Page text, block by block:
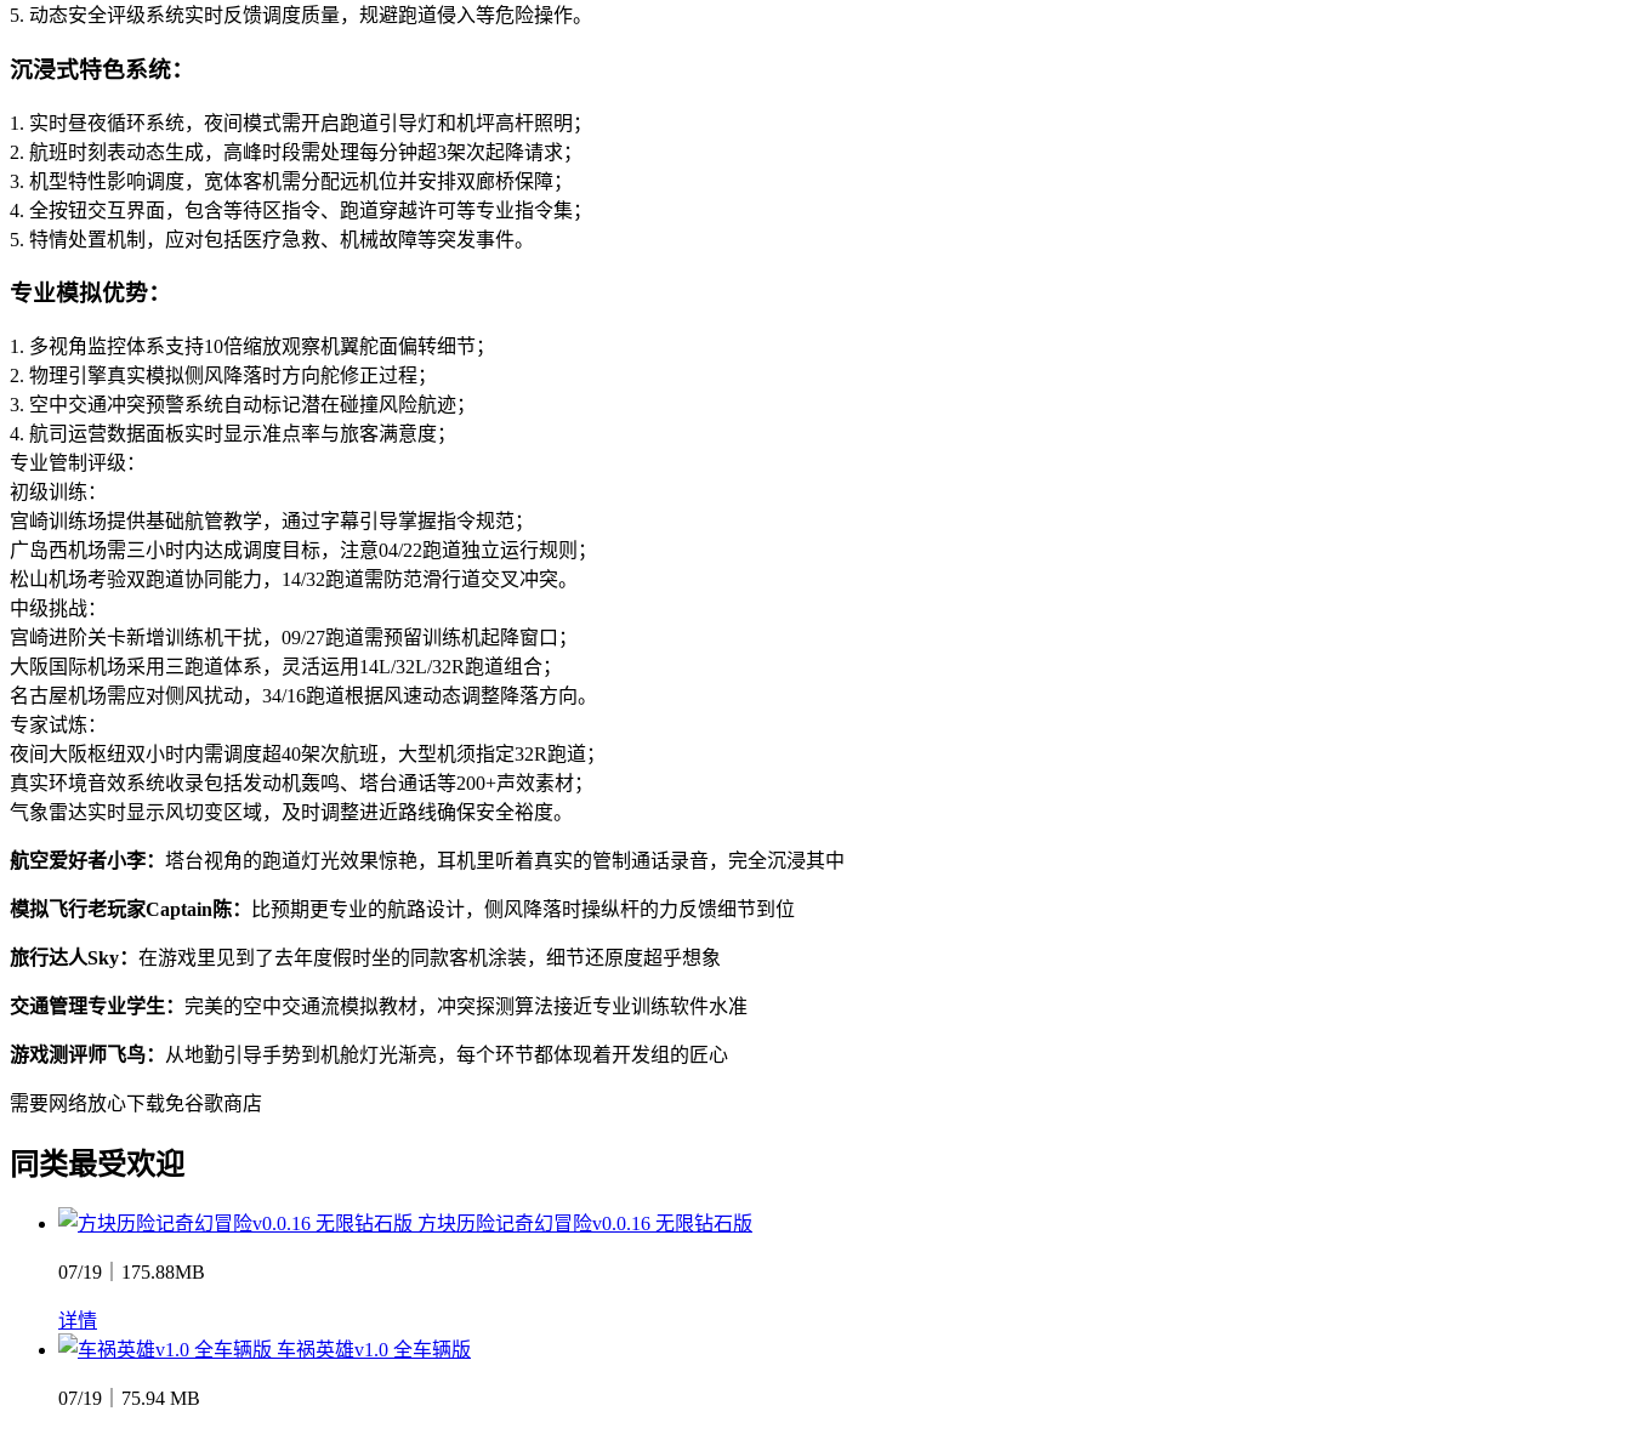
5. 动态安全评级系统实时反馈调度质量，规避跑道侵入等危险操作。
沉浸式特色系统：
1. 实时昼夜循环系统，夜间模式需开启跑道引导灯和机坪高杆照明；
2. 航班时刻表动态生成，高峰时段需处理每分钟超3架次起降请求；
3. 机型特性影响调度，宽体客机需分配远机位并安排双廊桥保障；
4. 全按钮交互界面，包含等待区指令、跑道穿越许可等专业指令集；
5. 特情处置机制，应对包括医疗急救、机械故障等突发事件。
专业模拟优势：
1. 多视角监控体系支持10倍缩放观察机翼舵面偏转细节；
2. 物理引擎真实模拟侧风降落时方向舵修正过程；
3. 空中交通冲突预警系统自动标记潜在碰撞风险航迹；
4. 航司运营数据面板实时显示准点率与旅客满意度；
专业管制评级：
初级训练：
宫崎训练场提供基础航管教学，通过字幕引导掌握指令规范；
广岛西机场需三小时内达成调度目标，注意04/22跑道独立运行规则；
松山机场考验双跑道协同能力，14/32跑道需防范滑行道交叉冲突。
中级挑战：
宫崎进阶关卡新增训练机干扰，09/27跑道需预留训练机起降窗口；
大阪国际机场采用三跑道体系，灵活运用14L/32L/32R跑道组合；
名古屋机场需应对侧风扰动，34/16跑道根据风速动态调整降落方向。
专家试炼：
夜间大阪枢纽双小时内需调度超40架次航班，大型机须指定32R跑道；
真实环境音效系统收录包括发动机轰鸣、塔台通话等200+声效素材；
气象雷达实时显示风切变区域，及时调整进近路线确保安全裕度。
航空爱好者小李： 塔台视角的跑道灯光效果惊艳，耳机里听着真实的管制通话录音，完全沉浸其中
模拟飞行老玩家Captain陈： 比预期更专业的航路设计，侧风降落时操纵杆的力反馈细节到位
旅行达人Sky： 在游戏里见到了去年度假时坐的同款客机涂装，细节还原度超乎想象
交通管理专业学生： 完美的空中交通流模拟教材，冲突探测算法接近专业训练软件水准
游戏测评师飞鸟： 从地勤引导手势到机舱灯光渐亮，每个环节都体现着开发组的匠心
需要网络放心下载免谷歌商店
同类最受欢迎
方块历险记奇幻冒险v0.0.16 无限钻石版
07/19｜175.88MB
详情
车祸英雄v1.0 全车辆版
07/19｜75.94 MB